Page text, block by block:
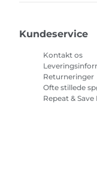
Kundeservice
Kontakt os
Returneringer
Ofte stillede
Repeat & Save